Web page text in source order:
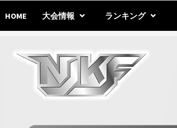
content
HOME 大会情報 ランキング